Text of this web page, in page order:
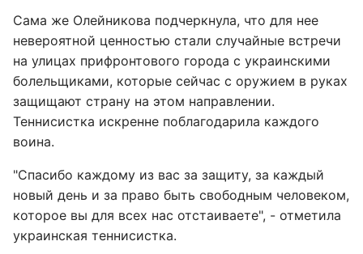
Сама же Олейникова подчеркнула, что для нее
невероятной ценностью стали случайные встречи
на улицах прифронтового города с украинскими
болельщиками, которые сейчас с оружием в руках
защищают страну на этом направлении.
Теннисистка искренне поблагодарила каждого
воина.
"Спасибо каждому из вас за защиту, за каждый
новый день и за право быть свободным человеком,
которое вы для всех нас отстаиваете", - отметила
украинская теннисистка.